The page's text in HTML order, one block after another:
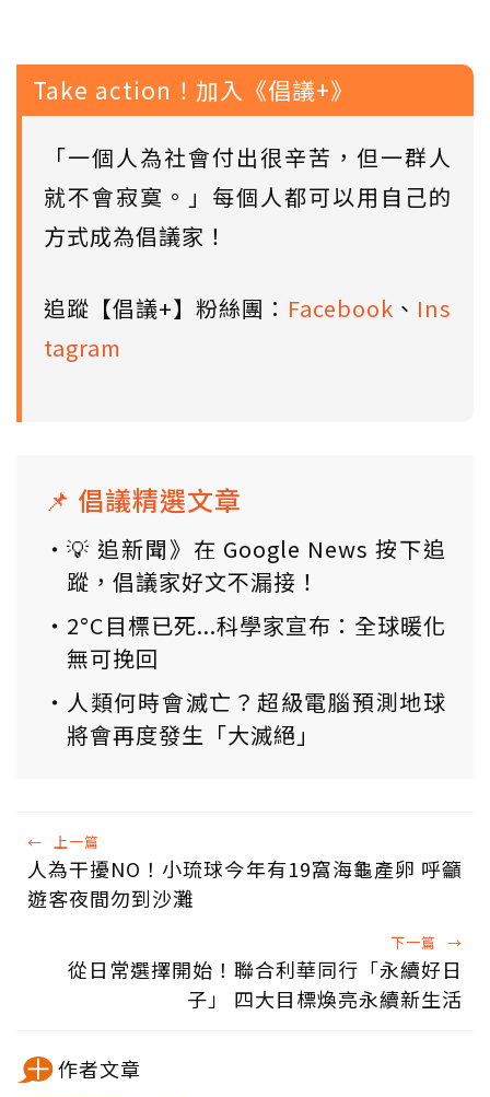
Take action！加入《倡議+》
「一個人為社會付出很辛苦，但一群人
就不會寂寞。」每個人都可以用自己的
方式成為倡議家！
追蹤【倡議+】粉絲團： Facebook 、 Ins
tagram
📌 倡議精選文章
💡 追新聞》在 Google News 按下追
蹤，倡議家好文不漏接！
2°C目標已死...科學家宣布：全球暖化
無可挽回
人類何時會滅亡？超級電腦預測地球
將會再度發生「大滅絕」
← 上一篇
人為干擾NO！小琉球今年有19窩海龜產卵 呼籲
遊客夜間勿到沙灘
下一篇 →
從日常選擇開始！聯合利華同行「永續好日
子」 四大目標煥亮永續新生活
作者文章